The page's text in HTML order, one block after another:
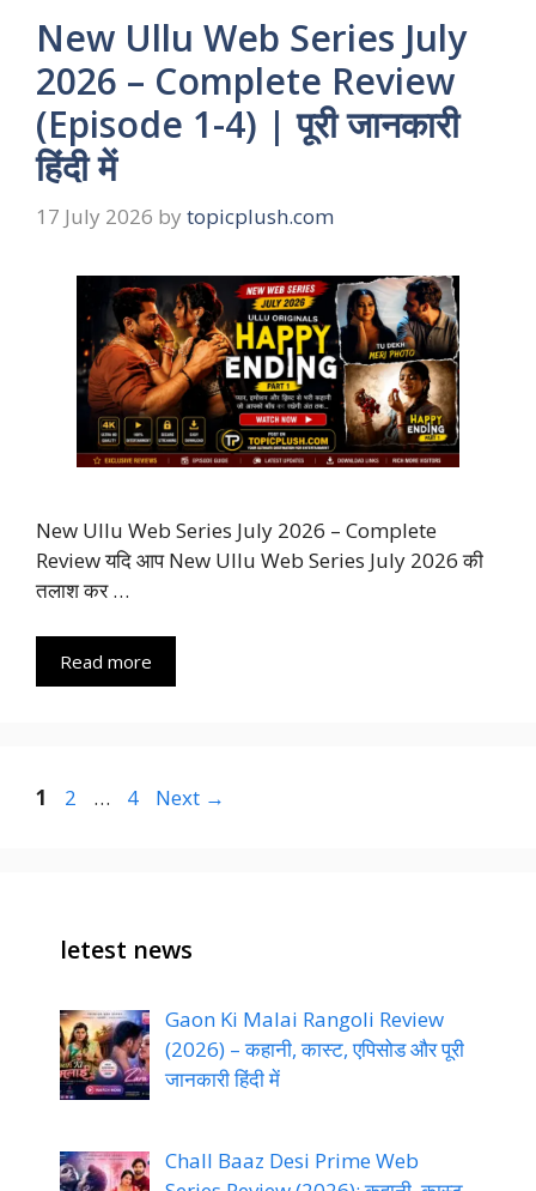
New Ullu Web Series July
2026 – Complete Review
(Episode 1-4) | पूरी जानकारी
हिंदी में
17 July 2026 by topicplush.com
New Ullu Web Series July 2026 – Complete
Review यदि आप New Ullu Web Series July 2026 की
तलाश कर …
Read more
Page
1 Page
2 … Page
4 Next →
letest news
Gaon Ki Malai Rangoli Review
(2026) – कहानी, कास्ट, एपिसोड और पूरी
जानकारी हिंदी में
Chall Baaz Desi Prime Web